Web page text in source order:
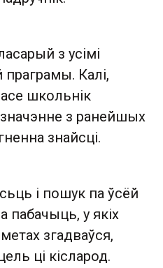
з усімі
Калі,
школьнік
з ранейшых
знайсці.
і пошук па ўсёй
пабачыць, у якіх
згадваўся,
ці кісларод.